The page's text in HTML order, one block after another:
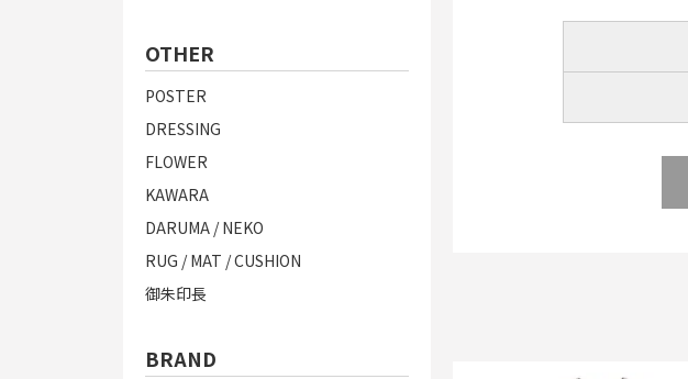
OTHER
POSTER
DRESSING
FLOWER
KAWARA
DARUMA / NEKO
RUG / MAT / CUSHION
御朱印長
BRAND